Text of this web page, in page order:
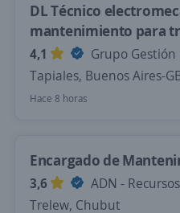
DL Técnico
mantenimiento para
4,1
Grupo Gestión
Tapiales, Buenos Aires-
Hace 8 horas
Encargado de
3,6
ADN -
Trelew, Chubut